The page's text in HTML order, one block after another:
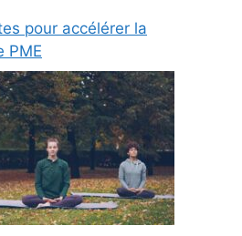
pour accélérer la
PME